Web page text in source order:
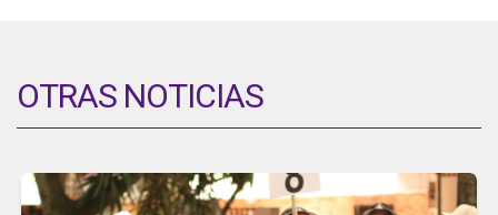
OTRAS NOTICIAS